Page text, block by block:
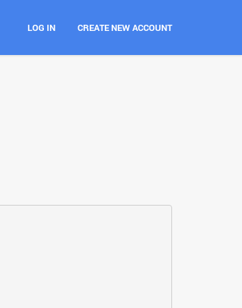
LOG IN CREATE NEW ACCOUNT